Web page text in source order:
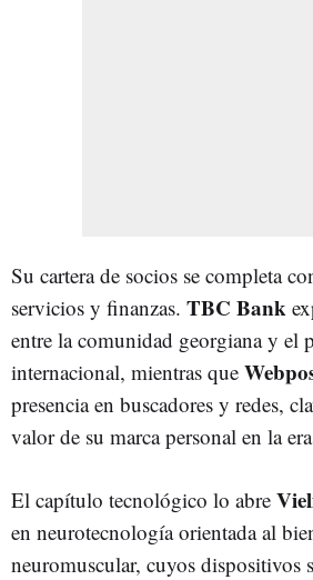
Su cartera de socios se completa
servicios y finanzas. TBC Bank
entre la comunidad georgiana y el
internacional, mientras que
presencia en buscadores y redes,
valor de su marca personal en la
El capítulo tecnológico lo abre
en neurotecnología orientada al
neuromuscular, cuyos dispositivos